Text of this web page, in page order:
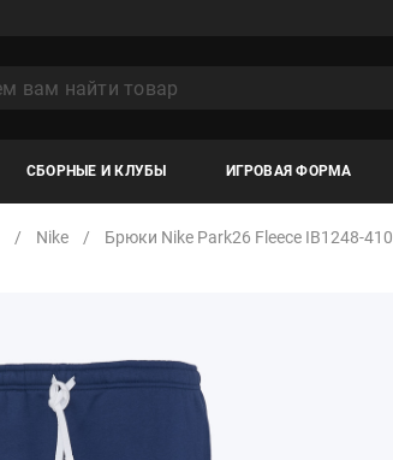
СБОРНЫЕ И КЛУБЫ ИГРОВАЯ ФОРМА
Nike Брюки Nike Park26 Fleece IB1248-410